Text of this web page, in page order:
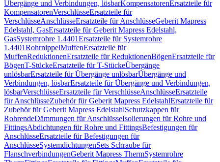
Übergänge und Verbindungen, lösbarKompensatorenErsatzteile für
KompensatorenVerschlüsseErsatzteile für
VerschlüsseAnschlüsseErsatzteile für AnschlüsseGeberit Mapress
Edelstahl, GasErsatzteile für Geberit Mapress Edelstahl,
GasSystemrohre 1.4401Ersatzteile für Systemrohre
1.4401RohrnippelMuffenErsatzteile für
MuffenReduktionenErsatzteile für ReduktionenBögenErsatzteile für
BögenT-StückeErsatzteile für T-StückeÜbergänge
unlösbarErsatzteile für Übergänge unlösbarÜbergänge und
Verbindungen, lösbarErsatzteile für Übergänge und Verbindungen,
lösbarVerschlüsseErsatzteile für VerschlüsseAnschlüsseErsatzteile
für AnschlüsseZubehör für Geberit Mapress EdelstahlErsatzteile für
Zubehör für Geberit Mapress EdelstahlSchutzkappen für
RohrendeDämmungen für AnschlüsseIsolierungen für Rohre und
FittingsAbdichtungen für Rohre und FittingsBefestigungen für
AnschlüsseErsatzteile für Befestigungen für
AnschlüsseSystemdichtungenSets Schraube für
FlanschverbindungenGeberit Mapress ThermSystemrohre